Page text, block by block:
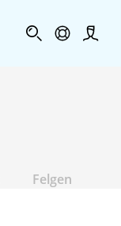
Felgen